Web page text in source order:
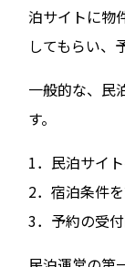
泊サイトに物
してもらい、
一般的な、民
す。
1．民泊サイ
2．宿泊条件
3．予約の受